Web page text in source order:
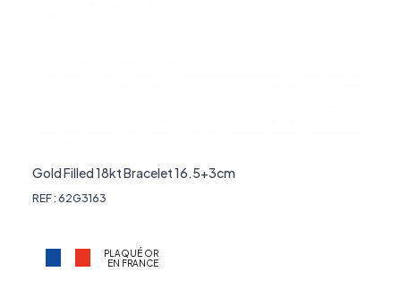
Gold Filled 18kt Bracelet 16.5+3cm
REF : 62G3163
PLAQUÉ OR
EN FRANCE